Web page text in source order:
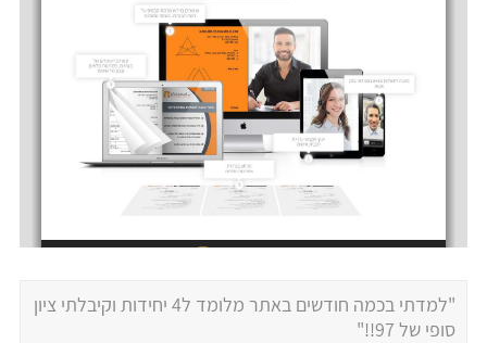
"למדתי בכמה חודשים באתר מלומד ל4 יחידות וקיבלתי ציון
סופי של 97!!"